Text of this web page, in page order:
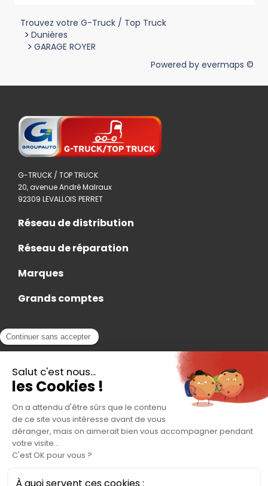
Trouvez votre G-Truck / Top Truck
> Dunières
> GARAGE ROYER
Powered by evermaps ©
G-TRUCK / TOP TRUCK
20, avenue André Malraux
92309 LEVALLOIS PERRET
Réseau de distribution
Réseau de réparation
Marques
Grands comptes
Actualités
Contact
Accès Adhérent